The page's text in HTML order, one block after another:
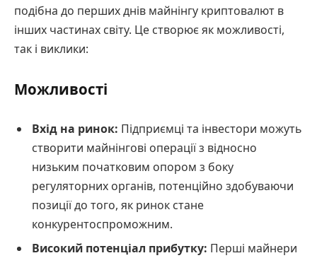
подібна до перших днів майнінгу криптовалют в
інших частинах світу. Це створює як можливості,
так і виклики:
Можливості
Вхід на ринок: Підприємці та інвестори можуть
створити майнінгові операції з відносно
низьким початковим опором з боку
регуляторних органів, потенційно здобуваючи
позиції до того, як ринок стане
конкурентоспроможним.
Високий потенціал прибутку: Перші майнери